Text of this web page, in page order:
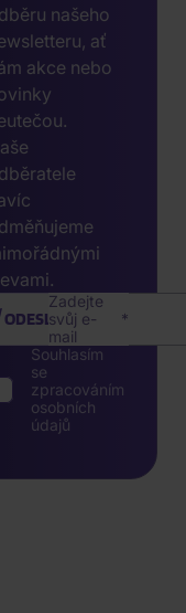
našeho
ať
akce nebo
Zadejte
svůj e-
mail
ODESLAT
Souhlasím
se
zpracováním
osobních
údajů